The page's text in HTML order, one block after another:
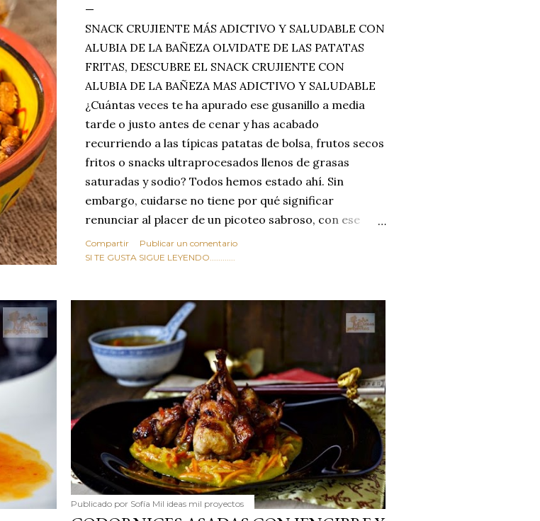
SNACK CRUJIENTE MÁS ADICTIVO Y SALUDABLE CON
ALUBIA DE LA BAÑEZA OLVIDATE DE LAS PATATAS
FRITAS, DESCUBRE EL SNACK CRUJIENTE CON
ALUBIA DE LA BAÑEZA MAS ADICTIVO Y SALUDABLE
¿Cuántas veces te ha apurado ese gusanillo a media
tarde o justo antes de cenar y has acabado
recurriendo a las típicas patatas de bolsa, frutos secos
fritos o snacks ultraprocesados llenos de grasas
saturadas y sodio? Todos hemos estado ahí. Sin
embargo, cuidarse no tiene por qué significar
renunciar al placer de un picoteo sabroso, con ese
toque tostado y crujiente que tanto nos satisface.
Estas alubias crujientes al horno van a cambiar por
tradicionales y copiosos de invierno. Con esta receta
simple pero revolucionaria, transformaremos un
ingrediente tan humilde como la alubia de La Bañeza
en un snack ligero, dorado, cargado de proteína y
100% natural. Es el sustituto perfecto a los frutos se...
Compartir
Publicar un comentario
SI TE GUSTA SIGUE LEYENDO............
Publicado por Sofía Mil ideas mil proyectos